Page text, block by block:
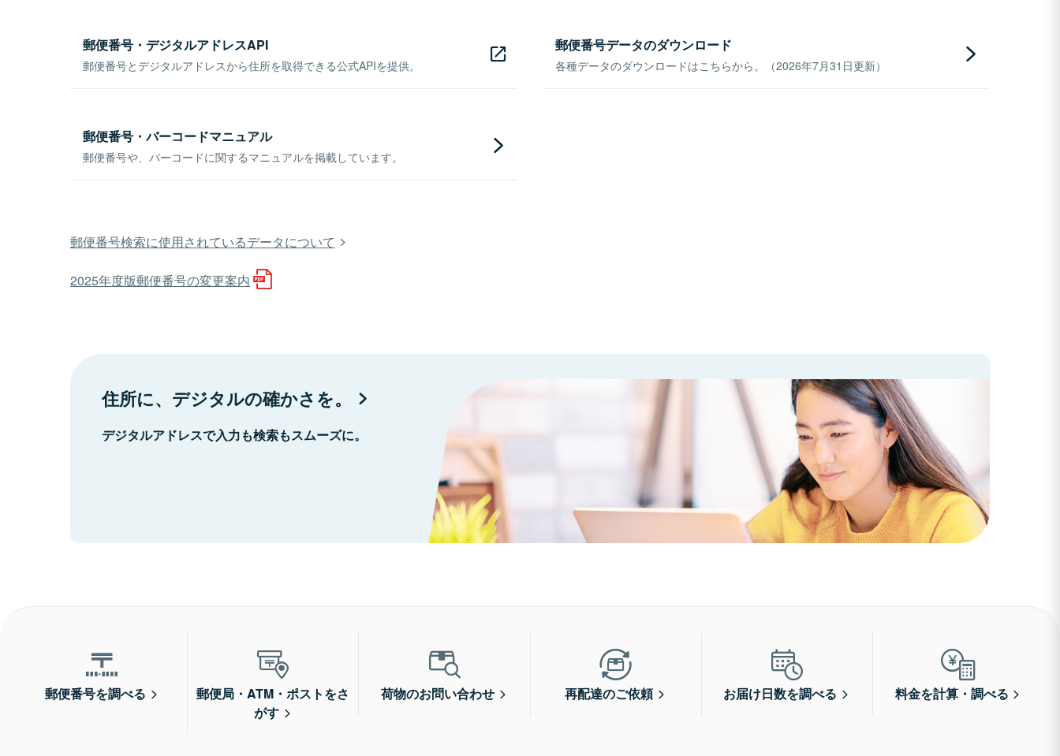
郵便番号・デジタルアドレスAPI
郵便番号とデジタルアドレスから住所を取得できる公式APIを提供。
郵便番号データのダウンロード
各種データのダウンロードはこちらから。（2026年7月31日更新）
郵便番号・バーコードマニュアル
郵便番号や、バーコードに関するマニュアルを掲載しています。
郵便番号検索に使用されているデータについて
2025年度版郵便番号の変更案内
住所に、デジタルの確かさを。
デジタルアドレスで入力も検索もスムーズに。
郵便番号を調べる
郵便局・ATM・ポストをさ
がす
荷物のお問い合わせ 再配達のご依頼 お届け日数を調べる 料金を計算・調べる